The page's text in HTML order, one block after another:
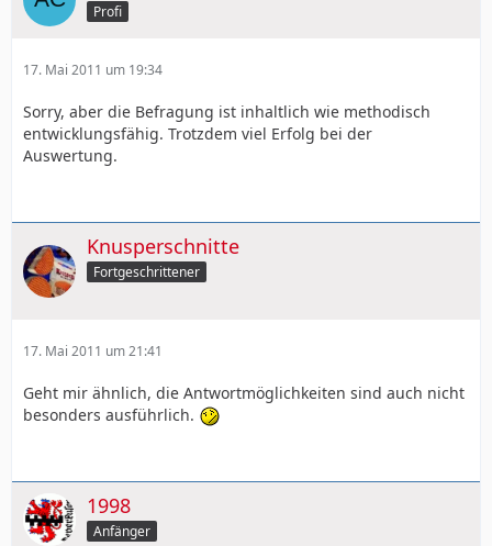
Profi
17. Mai 2011 um 19:34
Sorry, aber die Befragung ist inhaltlich wie methodisch
entwicklungsfähig. Trotzdem viel Erfolg bei der
Auswertung.
Knusperschnitte
Fortgeschrittener
17. Mai 2011 um 21:41
Geht mir ähnlich, die Antwortmöglichkeiten sind auch nicht
besonders ausführlich.
1998
Anfänger